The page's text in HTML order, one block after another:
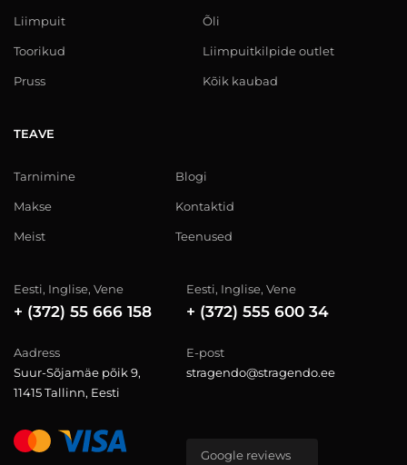
Liimpuit
Toorikud
Pruss
Õli
Liimpuitkilpide outlet
Kõik kaubad
TEAVE
Tarnimine
Makse
Meist
Blogi
Kontaktid
Teenused
Eesti, Inglise, Vene
+ (372) 55 666 158
Eesti, Inglise, Vene
+ (372) 555 600 34
Aadress
Suur-Sõjamäe põik 9,
11415 Tallinn, Eesti
E-post
stragendo@stragendo.ee
Google reviews